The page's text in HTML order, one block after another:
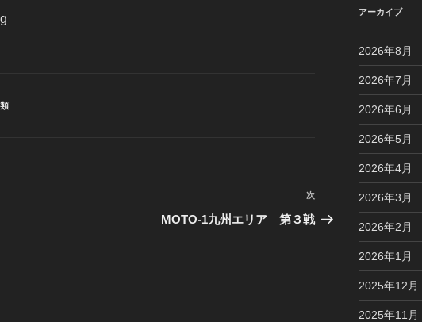
次
の
次
MOTO-1九州エリア 第３戦
アーカイブ
2026年8月
2026年7月
2026年6月
2026年5月
2026年4月
2026年3月
2026年2月
2026年1月
2025年12月
2025年11月